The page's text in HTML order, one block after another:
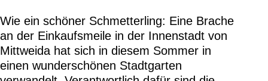
Wie ein schöner Schmetterling: Eine Brache
an der Einkaufsmeile in der Innenstadt von
Mittweida hat sich in diesem Sommer in
einen wunderschönen Stadtgarten